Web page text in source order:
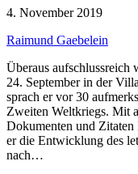
4. November 2019
Raimund Gaebelein
Überaus aufschlussreich
24. September in der
sprach er vor 30
Zweiten Weltkriegs. Mit
Dokumenten und Zitaten
er die Entwicklung des
nach…